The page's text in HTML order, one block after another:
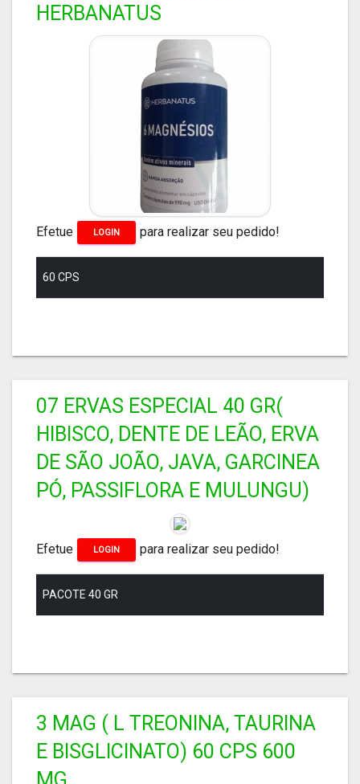
HERBANATUS
Efetue LOGIN para realizar seu pedido!
60 CPS
07 ERVAS ESPECIAL 40 GR(
HIBISCO, DENTE DE LEÃO, ERVA
DE SÃO JOÃO, JAVA, GARCINEA
PÓ, PASSIFLORA E MULUNGU)
Efetue LOGIN para realizar seu pedido!
PACOTE 40 GR
3 MAG ( L TREONINA, TAURINA
E BISGLICINATO) 60 CPS 600